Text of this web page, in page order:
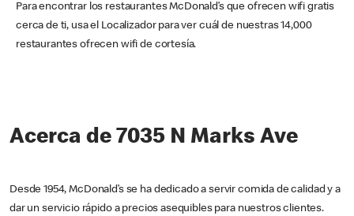
Para encontrar los restaurantes McDonald’s que ofrecen wifi gratis
cerca de ti, usa el Localizador para ver cuál de nuestras 14,000
restaurantes ofrecen wifi de cortesía.
Acerca de 7035 N Marks Ave
Desde 1954, McDonald’s se ha dedicado a servir comida de calidad y a
dar un servicio rápido a precios asequibles para nuestros clientes.